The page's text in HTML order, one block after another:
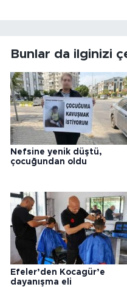
Bunlar da ilginizi
Nefsine yenik düştü,
çocuğundan oldu
Efeler’den Kocagür’e
dayanışma eli